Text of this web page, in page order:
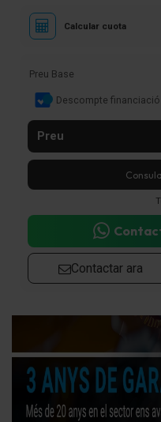
Calcular cuota
Preu Base
Descompte financiació
Preu
Contactar ara